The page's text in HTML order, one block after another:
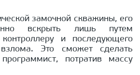
замочной скважины, его
вскрыть лишь путем
и последующего
взлома. Это сможет сделать
потратив массу